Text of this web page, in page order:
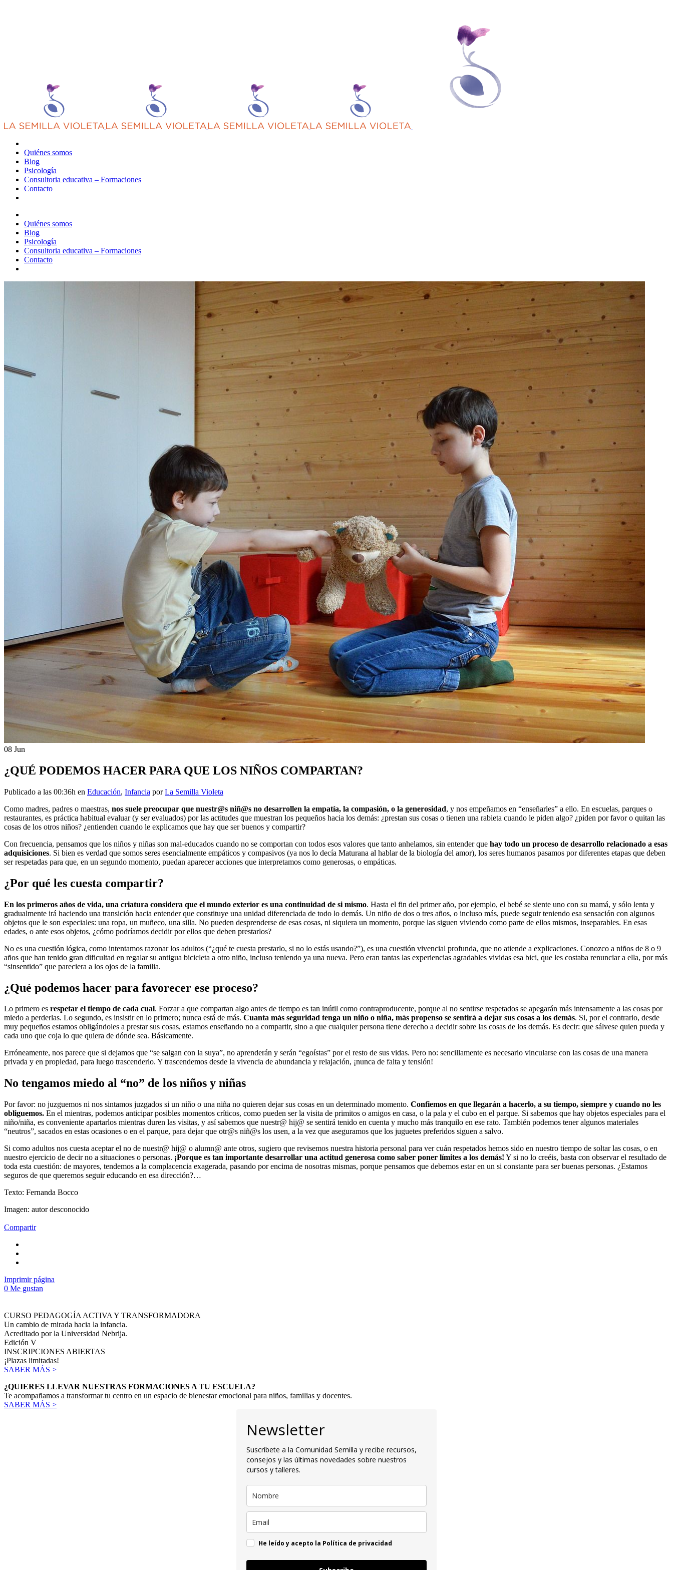
Quiénes somos
Blog
Psicología
Consultoria educativa – Formaciones
Contacto
Quiénes somos
Blog
Psicología
Consultoria educativa – Formaciones
Contacto
08 Jun
¿QUÉ PODEMOS HACER PARA QUE LOS NIÑOS COMPARTAN?
Publicado a las 00:36h en Educación, Infancia porLa Semilla Violeta
Como madres, padres o maestras, nos suele preocupar que nuestr@s niñ@s no desarrollen la empatía, la compasión, o la generosidad, y nos empeñamos en “enseñarles” a ello. En escuelas, parques o
restaurantes, es práctica habitual evaluar (y ser evaluados) por las actitudes que muestran los pequeños hacia los demás: ¿prestan sus cosas o tienen una rabieta cuando le piden algo? ¿piden por favor o quitan las
cosas de los otros niños? ¿entienden cuando le explicamos que hay que ser buenos y compartir?
Con frecuencia, pensamos que los niños y niñas son mal-educados cuando no se comportan con todos esos valores que tanto anhelamos, sin entender que hay todo un proceso de desarrollo relacionado a esas
adquisiciones. Si bien es verdad que somos seres esencialmente empáticos y compasivos (ya nos lo decía Maturana al hablar de la biología del amor), los seres humanos pasamos por diferentes etapas que deben
ser respetadas para que, en un segundo momento, puedan aparecer acciones que interpretamos como generosas, o empáticas.
¿Por qué les cuesta compartir?
En los primeros años de vida, una criatura considera que el mundo exterior es una continuidad de si mismo. Hasta el fin del primer año, por ejemplo, el bebé se siente uno con su mamá, y sólo lenta y
gradualmente irá haciendo una transición hacia entender que constituye una unidad diferenciada de todo lo demás. Un niño de dos o tres años, o incluso más, puede seguir teniendo esa sensación con algunos
objetos que le son especiales: una ropa, un muñeco, una silla. No pueden desprenderse de esas cosas, ni siquiera un momento, porque las siguen viviendo como parte de ellos mismos, inseparables. En esas
edades, o ante esos objetos, ¿cómo podríamos decidir por ellos que deben prestarlos?
No es una cuestión lógica, como intentamos razonar los adultos (“¿qué te cuesta prestarlo, si no lo estás usando?”), es una cuestión vivencial profunda, que no atiende a explicaciones. Conozco a niños de 8 o 9
años que han tenido gran dificultad en regalar su antigua bicicleta a otro niño, incluso teniendo ya una nueva. Pero eran tantas las experiencias agradables vividas esa bici, que les costaba renunciar a ella, por más
“sinsentido” que pareciera a los ojos de la familia.
¿Qué podemos hacer para favorecer ese proceso?
Lo primero es respetar el tiempo de cada cual. Forzar a que compartan algo antes de tiempo es tan inútil como contraproducente, porque al no sentirse respetados se apegarán más intensamente a las cosas por
miedo a perderlas. Lo segundo, es insistir en lo primero; nunca está de más. Cuanta más seguridad tenga un niño o niña, más propenso se sentirá a dejar sus cosas a los demás. Si, por el contrario, desde
muy pequeños estamos obligándoles a prestar sus cosas, estamos enseñando no a compartir, sino a que cualquier persona tiene derecho a decidir sobre las cosas de los demás. Es decir: que sálvese quien pueda y
cada uno que coja lo que quiera de dónde sea. Básicamente.
Erróneamente, nos parece que si dejamos que “se salgan con la suya”, no aprenderán y serán “egoístas” por el resto de sus vidas. Pero no: sencillamente es necesario vincularse con las cosas de una manera
privada y en propiedad, para luego trascenderlo. Y trascendemos desde la vivencia de abundancia y relajación, ¡nunca de falta y tensión!
No tengamos miedo al “no” de los niños y niñas
Por favor: no juzguemos ni nos sintamos juzgados si un niño o una niña no quieren dejar sus cosas en un determinado momento. Confiemos en que llegarán a hacerlo, a su tiempo, siempre y cuando no les
obliguemos. En el mientras, podemos anticipar posibles momentos críticos, como pueden ser la visita de primitos o amigos en casa, o la pala y el cubo en el parque. Si sabemos que hay objetos especiales para el
niño/niña, es conveniente apartarlos mientras duren las visitas, y así sabemos que nuestr@ hij@ se sentirá tenido en cuenta y mucho más tranquilo en ese rato. También podemos tener algunos materiales
“neutros”, sacados en estas ocasiones o en el parque, para dejar que otr@s niñ@s los usen, a la vez que aseguramos que los juguetes preferidos siguen a salvo.
Si como adultos nos cuesta aceptar el no de nuestr@ hij@ o alumn@ ante otros, sugiero que revisemos nuestra historia personal para ver cuán respetados hemos sido en nuestro tiempo de soltar las cosas, o en
nuestro ejercicio de decir no a situaciones o personas. ¡Porque es tan importante desarrollar una actitud generosa como saber poner límites a los demás! Y si no lo creéis, basta con observar el resultado de
toda esta cuestión: de mayores, tendemos a la complacencia exagerada, pasando por encima de nosotras mismas, porque pensamos que debemos estar en un si constante para ser buenas personas. ¿Estamos
seguros de que queremos seguir educando en esa dirección?…
Texto: Fernanda Bocco
Imagen: autor desconocido
Compartir
Imprimir página
0 Me gustan
CURSO PEDAGOGÍA ACTIVA Y TRANSFORMADORA
Un cambio de mirada hacia la infancia.
Acreditado por la Universidad Nebrija.
Edición V
INSCRIPCIONES ABIERTAS
¡Plazas limitadas!
SABER MÁS >
¿QUIERES LLEVAR NUESTRAS FORMACIONES A TU ESCUELA?
Te acompañamos a transformar tu centro en un espacio de bienestar emocional para niños, familias y docentes.
SABER MÁS >
Newsletter
Suscríbete a la Comunidad Semilla y recibe recursos,
consejos y las últimas novedades sobre nuestros
cursos y talleres.
He leído y acepto la Política de privacidad